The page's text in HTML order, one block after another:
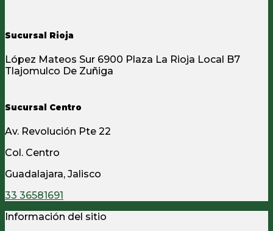
Sucursal Rioja
López Mateos Sur 6900 Plaza La Rioja Local B7
Tlajomulco De Zuñiga
Sucursal Centro
Av. Revolución Pte 22
Col. Centro
Guadalajara, Jalisco
33 36581691
Información del sitio